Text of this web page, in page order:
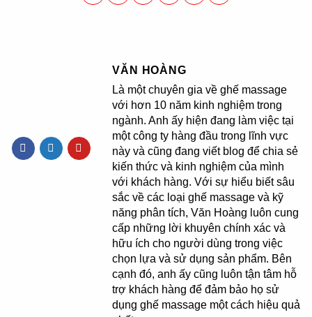
VĂN HOÀNG
Là một chuyên gia về ghế massage
với hơn 10 năm kinh nghiệm trong
ngành. Anh ấy hiện đang làm việc tại
một công ty hàng đầu trong lĩnh vực
này và cũng đang viết blog để chia sẻ
kiến thức và kinh nghiệm của mình
với khách hàng. Với sự hiểu biết sâu
sắc về các loại ghế massage và kỹ
năng phân tích, Văn Hoàng luôn cung
cấp những lời khuyên chính xác và
hữu ích cho người dùng trong việc
chọn lựa và sử dụng sản phẩm. Bên
cạnh đó, anh ấy cũng luôn tận tâm hỗ
trợ khách hàng để đảm bảo họ sử
dụng ghế massage một cách hiệu quả